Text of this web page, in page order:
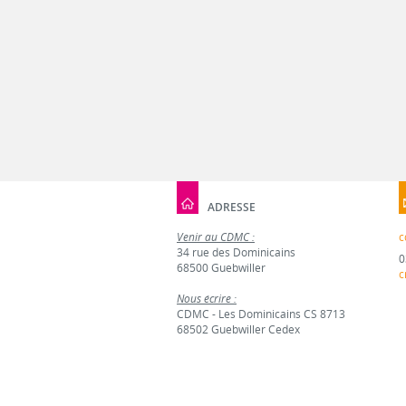
ADRESSE
Venir au CDMC :
34 rue des Dominicains
68500 Guebwiller
Nous écrire :
CDMC - Les Dominicains CS 8713
68502 Guebwiller Cedex